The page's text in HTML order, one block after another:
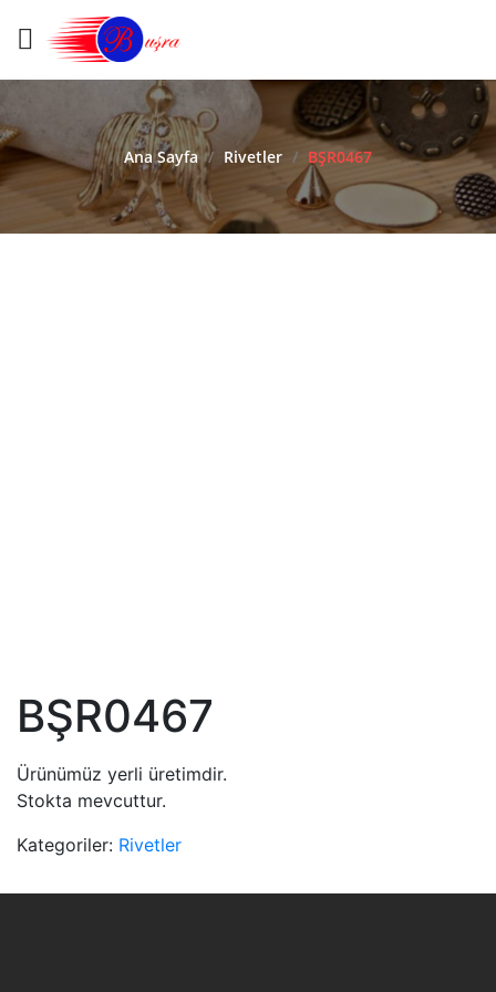
Ana Sayfa / Rivetler / BŞR0467
BŞR0467
Ürünümüz yerli üretimdir.
Stokta mevcuttur.
Kategoriler: Rivetler